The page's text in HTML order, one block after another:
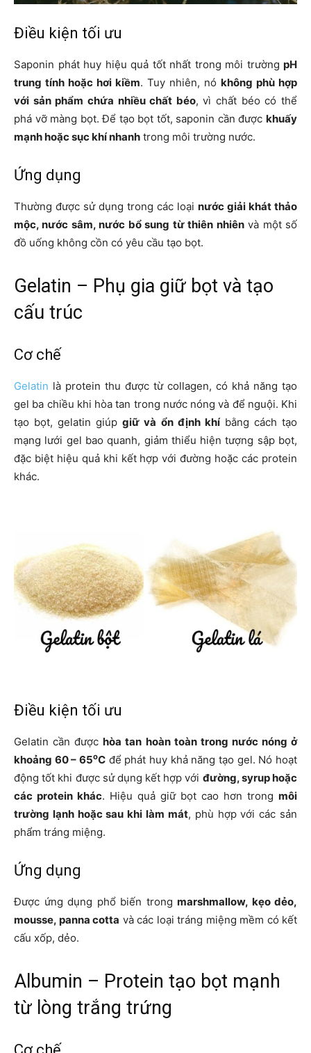
Điều kiện tối ưu
Saponin phát huy hiệu quả tốt nhất trong môi trường pH
trung tính hoặc hơi kiềm. Tuy nhiên, nó không phù hợp
với sản phẩm chứa nhiều chất béo, vì chất béo có thể
phá vỡ màng bọt. Để tạo bọt tốt, saponin cần được khuấy
mạnh hoặc sục khí nhanh trong môi trường nước.
Ứng dụng
Thường được sử dụng trong các loại nước giải khát thảo
mộc, nước sâm, nước bổ sung từ thiên nhiênvà một số
đồ uống không cồn có yêu cầu tạo bọt.
Gelatin – Phụ gia giữ bọt và tạo
cấu trúc
Cơ chế
Gelatin là protein thu được từ collagen, có khả năng tạo
gel ba chiều khi hòa tan trong nước nóng và để nguội. Khi
tạo bọt, gelatin giúpgiữ và ổn định khíbằng cách tạo
mạng lưới gel bao quanh, giảm thiểu hiện tượng sập bọt,
đặc biệt hiệu quả khi kết hợp với đường hoặc các protein
khác.
Điều kiện tối ưu
Gelatin cần đượchòa tan hoàn toàn trong nước nóng ở
khoảng 60 – 65oC để phát huy khả năng tạo gel. Nó hoạt
động tốt khi được sử dụng kết hợp với đường, syrup hoặc
các protein khác. Hiệu quả giữ bọt cao hơn trong môi
trường lạnh hoặc sau khi làm mát, phù hợp với các sản
phẩm tráng miệng.
Ứng dụng
Được ứng dụng phổ biến trong marshmallow, kẹo dẻo,
mousse, panna cotta và các loại tráng miệng mềm có kết
cấu xốp, dẻo.
Albumin – Protein tạo bọt mạnh
từ lòng trắng trứng